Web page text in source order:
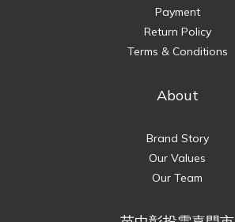
Payment
Return Policy
Terms & Conditions
About
Brand Story
Our Values
Our Team